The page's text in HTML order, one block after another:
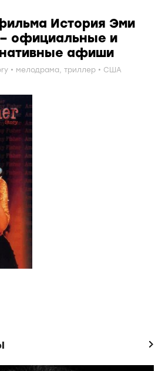
История Эми
официальные и
афиши
мелодрама, триллер США
icon